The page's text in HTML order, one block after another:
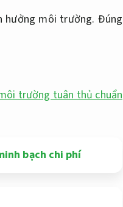
hưởng môi trường. Đúng
trường tuân thủ chuẩn
bạch chi phí